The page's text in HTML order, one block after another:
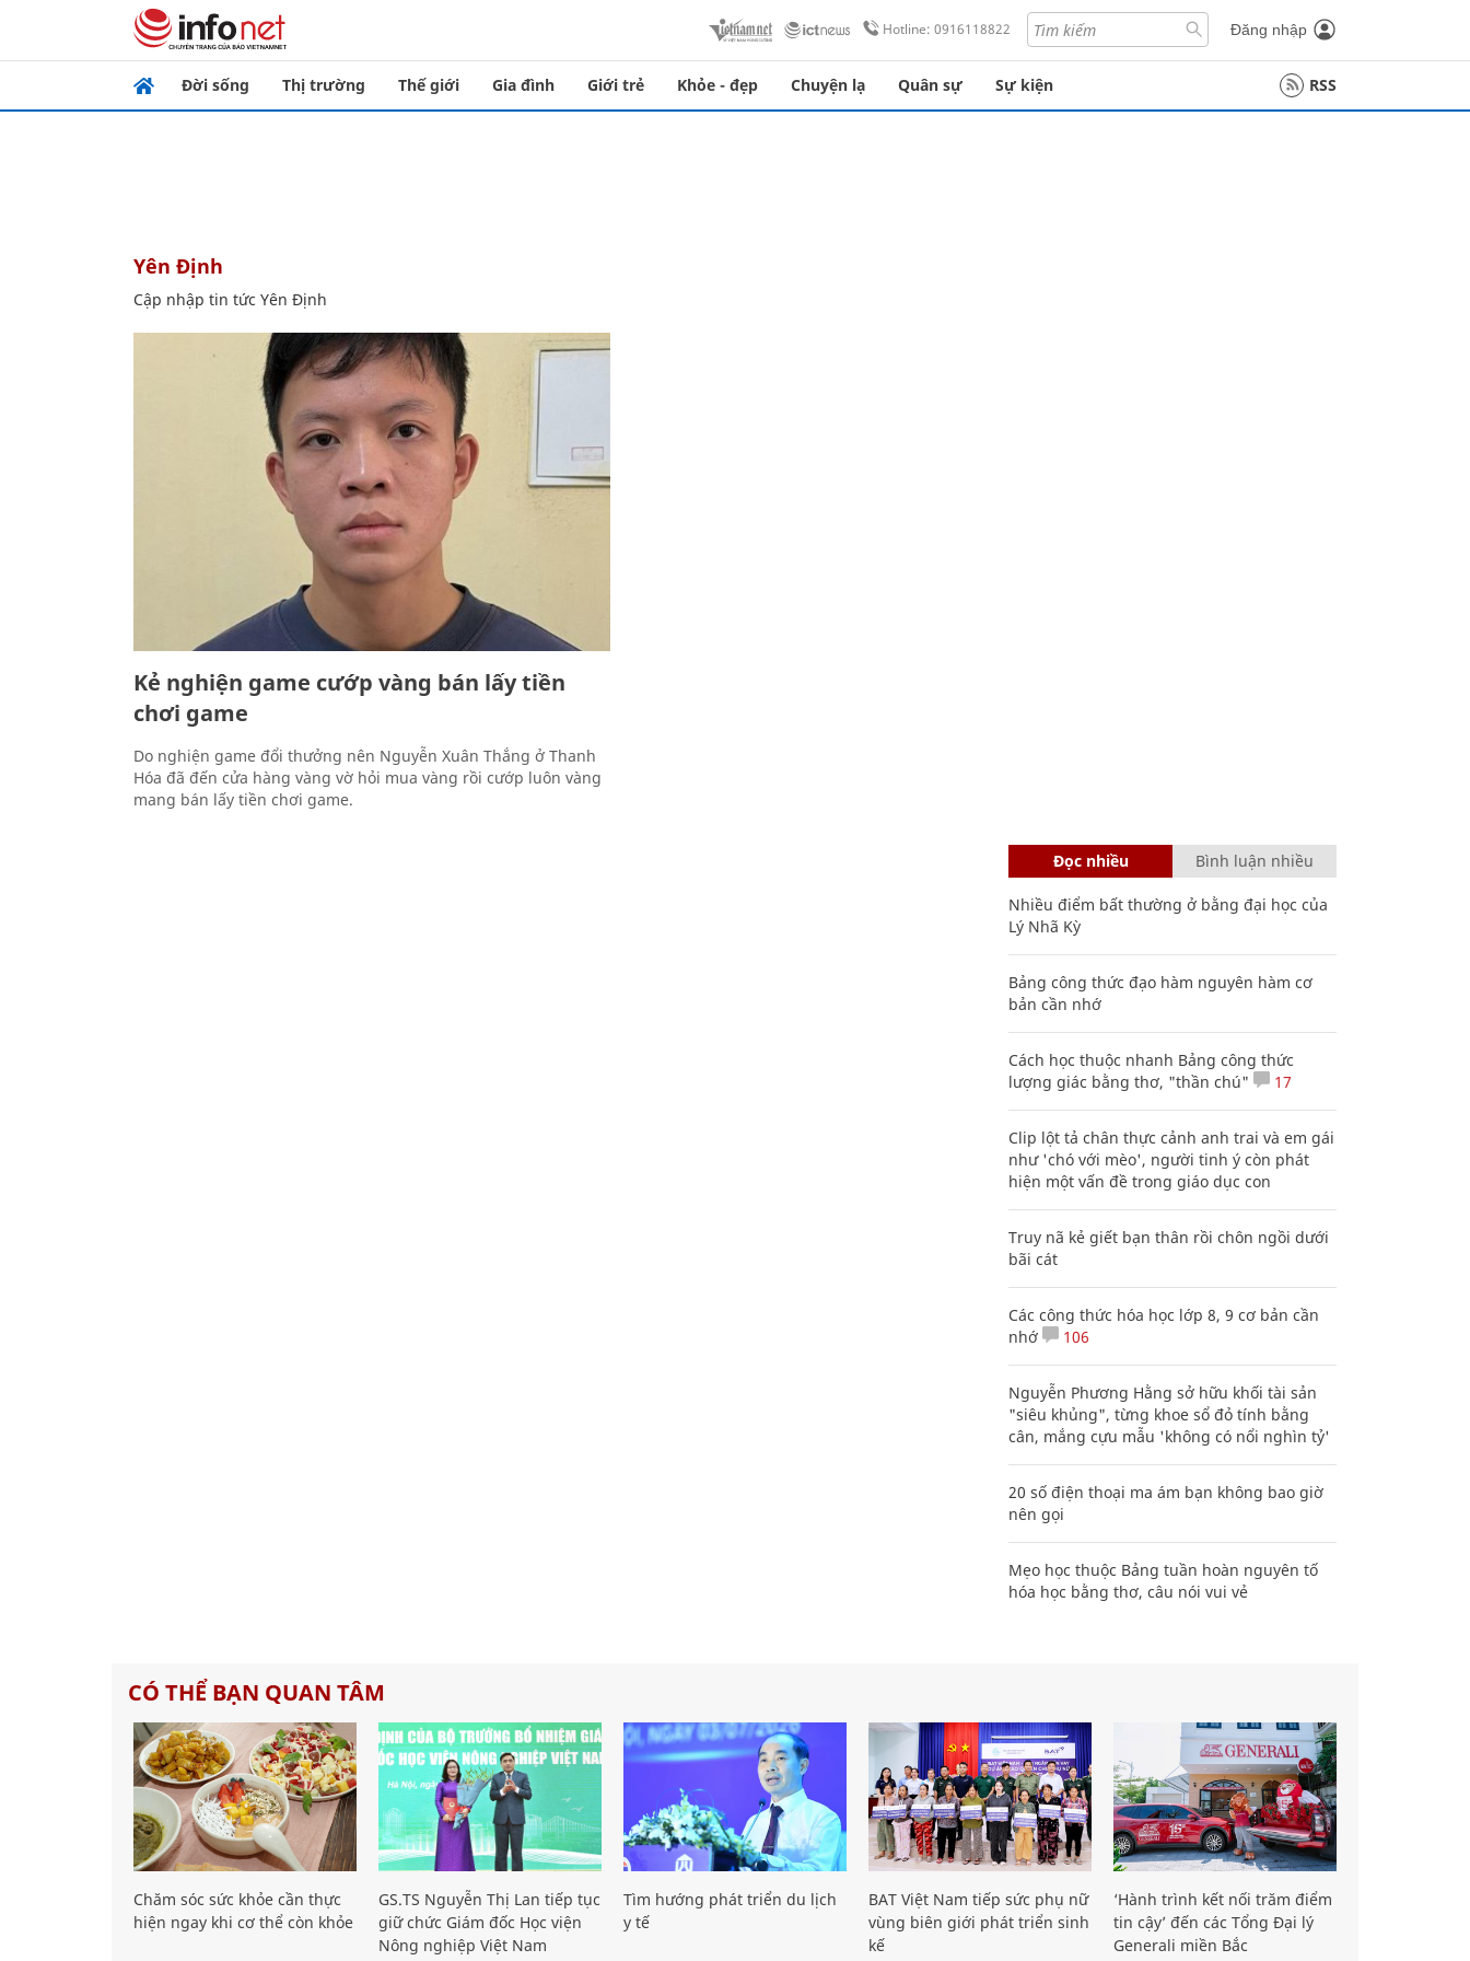
Hotline: 0916118822 Đăng nhập
Đời sống Thị trường Thế giới Gia đình Giới trẻ Khỏe - đẹp Chuyện lạ Quân sự Sự kiện RSS
Yên Định
Cập nhập tin tức Yên Định
Kẻ nghiện game cướp vàng bán lấy tiền
chơi game
Do nghiện game đổi thưởng nên Nguyễn Xuân Thắng ở Thanh
Hóa đã đến cửa hàng vàng vờ hỏi mua vàng rồi cướp luôn vàng
mang bán lấy tiền chơi game.
Đọc nhiều Bình luận nhiều
Nhiều điểm bất thường ở bằng đại học của
Lý Nhã Kỳ
Bảng công thức đạo hàm nguyên hàm cơ
bản cần nhớ
Cách học thuộc nhanh Bảng công thức
lượng giác bằng thơ, "thần chú"
17
Clip lột tả chân thực cảnh anh trai và em gái
như 'chó với mèo', người tinh ý còn phát
hiện một vấn đề trong giáo dục con
Truy nã kẻ giết bạn thân rồi chôn ngồi dưới
bãi cát
Các công thức hóa học lớp 8, 9 cơ bản cần
nhớ
106
Nguyễn Phương Hằng sở hữu khối tài sản
"siêu khủng", từng khoe sổ đỏ tính bằng
cân, mắng cựu mẫu 'không có nổi nghìn tỷ'
20 số điện thoại ma ám bạn không bao giờ
nên gọi
Mẹo học thuộc Bảng tuần hoàn nguyên tố
hóa học bằng thơ, câu nói vui vẻ
CÓ THỂ BẠN QUAN TÂM
Chăm sóc sức khỏe cần thực
hiện ngay khi cơ thể còn khỏe
GS.TS Nguyễn Thị Lan tiếp tục
giữ chức Giám đốc Học viện
Nông nghiệp Việt Nam
Tìm hướng phát triển du lịch
y tế
BAT Việt Nam tiếp sức phụ nữ
vùng biên giới phát triển sinh
kế
‘Hành trình kết nối trăm điểm
tin cậy’ đến các Tổng Đại lý
Generali miền Bắc